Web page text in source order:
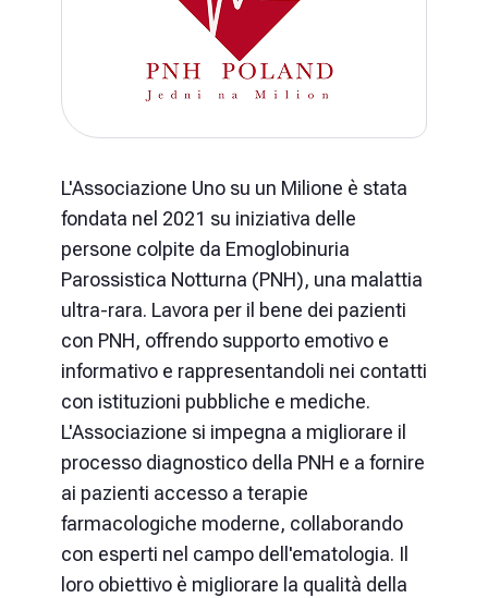
L'Associazione Uno su un Milione è stata
fondata nel 2021 su iniziativa delle
persone colpite da Emoglobinuria
Parossistica Notturna (PNH), una malattia
ultra-rara. Lavora per il bene dei pazienti
con PNH, offrendo supporto emotivo e
informativo e rappresentandoli nei contatti
con istituzioni pubbliche e mediche.
L'Associazione si impegna a migliorare il
processo diagnostico della PNH e a fornire
ai pazienti accesso a terapie
farmacologiche moderne, collaborando
con esperti nel campo dell'ematologia. Il
loro obiettivo è migliorare la qualità della